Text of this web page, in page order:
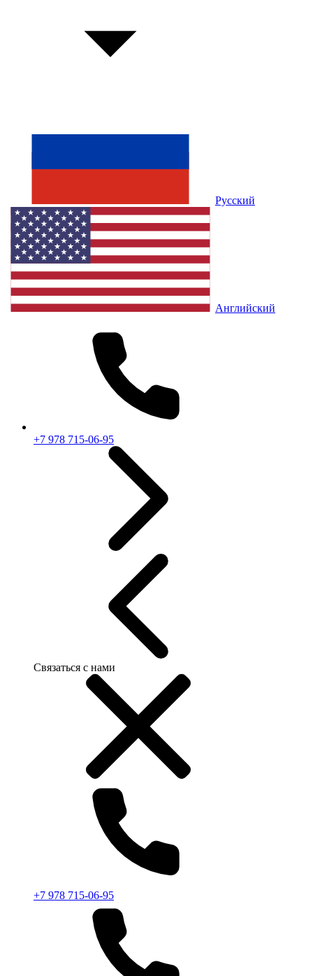
Русский
Английский
+7 978 715-06-95
Связаться с нами
+7 978 715-06-95